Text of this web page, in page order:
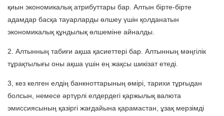
қиын экономикалық атрибуттары бар. Алтын бірте-бірте
адамдар басқа тауарларды өлшеу үшін қолданатын
экономикалық құндылық өлшеміне айналды.
2. Алтынның табиғи ақша қасиеттері бар. Алтынның мәңгілік
тұрақтылығы оны ақша үшін ең жақсы шикізат етеді.
3, кез келген елдің банкноттарының өмірі, тарихи тұрғыдан
болсын, немесе әртүрлі елдердегі қаржылық валюта
эмиссиясының қазіргі жағдайына қарамастан, ұзақ мерзімді